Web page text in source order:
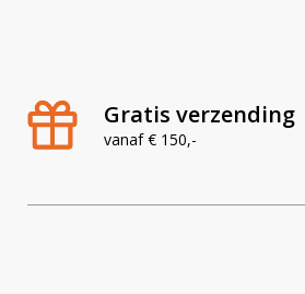
Gratis verzending
vanaf € 150,-